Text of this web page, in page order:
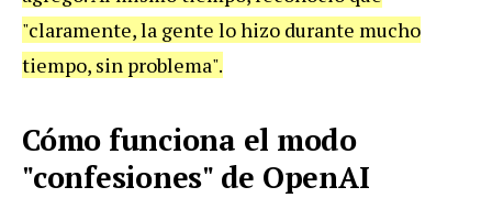
"claramente, la gente lo hizo durante mucho
tiempo, sin problema".
Cómo funciona el modo
"confesiones" de OpenAI